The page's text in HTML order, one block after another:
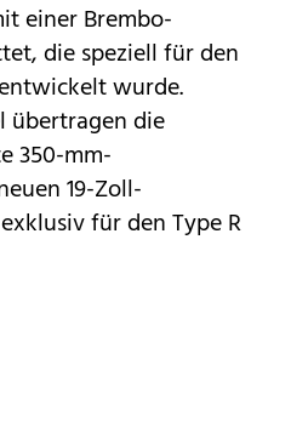
einer Brembo-
die speziell für den
wurde.
übertragen die
350-mm-
19-Zoll-
für den Type R